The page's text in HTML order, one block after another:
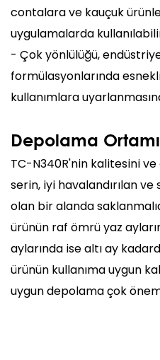
contalara ve kauçuk
uygulamalarda
- Çok yönlülüğü,
formülasyonlarında
kullanımlara
Depolama Ortamı
TC-N340R'nin kalitesini
serin, iyi havalandırılan ve
olan bir alanda
ürünün raf ömrü yaz
aylarında ise altı ay
ürünün kullanıma uygun
uygun depolama çok